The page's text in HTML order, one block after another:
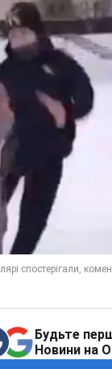
Будьте
Новини на